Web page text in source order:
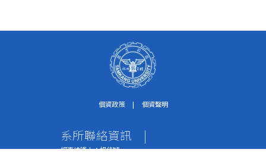
個資政策 | 個資聲明
系所聯絡資訊 |
網頁維護人：楊佳穎